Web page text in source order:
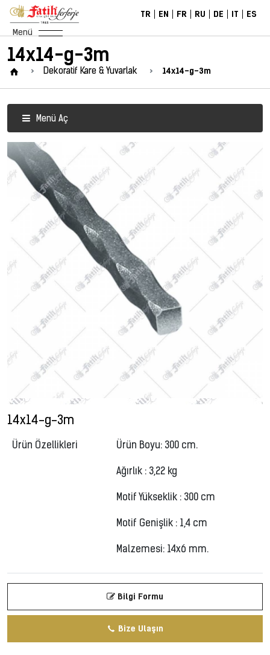
TR EN FR RU DE IT ES
Menü
14x14-g-3m
Dekoratif Kare & Yuvarlak 14x14-g-3m
Menü Aç
14x14-g-3m
Ürün Özellikleri Ürün Boyu: 300 cm.
Ağırlık : 3,22 kg
Motif Yükseklik : 300 cm
Motif Genişlik : 1,4 cm
Malzemesi: 14x6 mm.
Bilgi Formu
Bize Ulaşın